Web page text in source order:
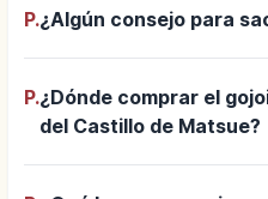
P.¿Algún consejo para
P.¿Dónde comprar el
del Castillo de Matsue?